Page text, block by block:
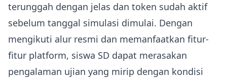
terunggah dengan jelas dan token sudah aktif
sebelum tanggal simulasi dimulai. Dengan
mengikuti alur resmi dan memanfaatkan fitur-
fitur platform, siswa SD dapat merasakan
pengalaman ujian yang mirip dengan kondisi